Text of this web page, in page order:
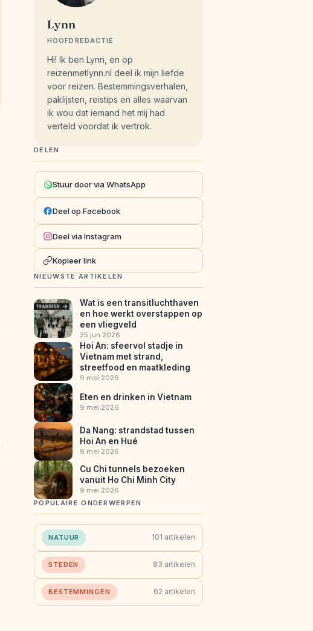
Lynn
HOOFDREDACTIE
Hi! Ik ben Lynn, en op
reizenmetlynn.nl deel ik mijn liefde
voor reizen. Bestemmingsverhalen,
paklijsten, reistips en alles waarvan
ik wou dat iemand het mij had
verteld voordat ik vertrok.
DELEN
Stuur door via WhatsApp
Deel op Facebook
Deel via Instagram
Kopieer link
NIEUWSTE ARTIKELEN
Wat is een transitluchthaven
en hoe werkt overstappen op
een vliegveld
25 jun 2026
Hoi An: sfeervol stadje in
Vietnam met strand,
streetfood en maatkleding
9 mei 2026
Eten en drinken in Vietnam
9 mei 2026
Da Nang: strandstad tussen
Hoi An en Hué
9 mei 2026
Cu Chi tunnels bezoeken
vanuit Ho Chi Minh City
9 mei 2026
POPULAIRE ONDERWERPEN
NATUUR 101 artikelen
STEDEN 83 artikelen
BESTEMMINGEN 62 artikelen